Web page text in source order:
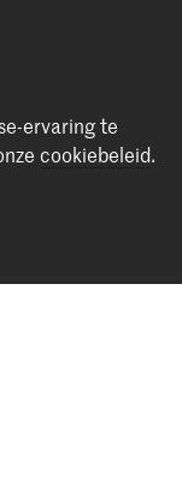
ervaring te
cookiebeleid.